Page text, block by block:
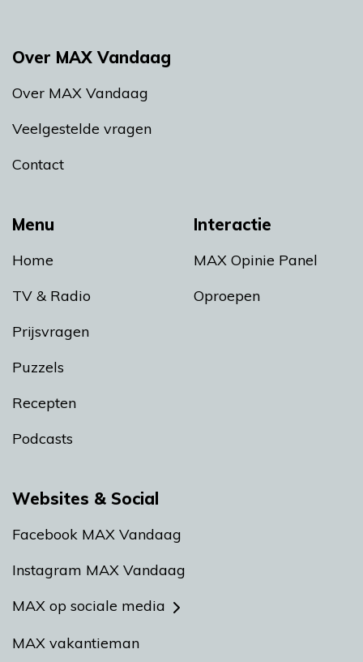
Menu
Home
TV & Radio
Prijsvragen
Puzzels
Recepten
Podcasts
Interactie
MAX Opinie Panel
Oproepen
Over MAX Vandaag
Over MAX Vandaag
Veelgestelde vragen
Contact
Websites & Social
Facebook MAX Vandaag
Instagram MAX Vandaag
MAX op sociale media
MAX vakantieman